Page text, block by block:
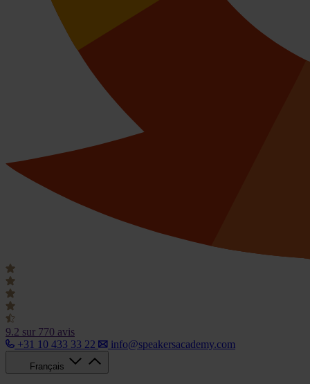
9.2 sur 770 avis
+31 10 433 33 22
info@speakersacademy.com
Français